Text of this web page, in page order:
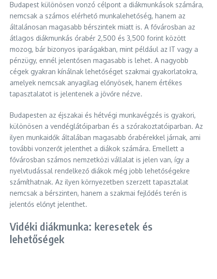
Budapest különösen vonzó célpont a diákmunkások számára,
nemcsak a számos elérhető munkalehetőség, hanem az
általánosan magasabb bérszintek miatt is. A fővárosban az
átlagos diákmunkás órabér 2,500 és 3,500 forint között
mozog, bár bizonyos iparágakban, mint például az IT vagy a
pénzügy, ennél jelentősen magasabb is lehet. A nagyobb
cégek gyakran kínálnak lehetőséget szakmai gyakorlatokra,
amelyek nemcsak anyagilag előnyösek, hanem értékes
tapasztalatot is jelentenek a jövőre nézve.
Budapesten az éjszakai és hétvégi munkavégzés is gyakori,
különösen a vendéglátóiparban és a szórakoztatóiparban. Az
ilyen munkaidők általában magasabb órabérekkel járnak, ami
további vonzerőt jelenthet a diákok számára. Emellett a
fővárosban számos nemzetközi vállalat is jelen van, így a
nyelvtudással rendelkező diákok még jobb lehetőségekre
számíthatnak. Az ilyen környezetben szerzett tapasztalat
nemcsak a bérszinten, hanem a szakmai fejlődés terén is
jelentős előnyt jelenthet.
Vidéki diákmunka: keresetek és
lehetőségek